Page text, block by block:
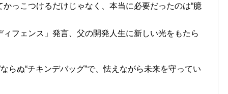
っこつけるだけじゃなく、本当に必要だったのは“臆
フェンス」発言、父の開発人生に新しい光をもたら
らぬ“チキンデバッグ”で、怯えながら未来を守ってい